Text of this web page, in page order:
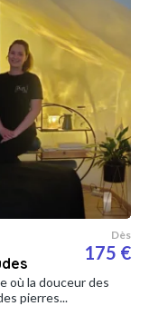
Dès
175 €
où la douceur des
pierres...